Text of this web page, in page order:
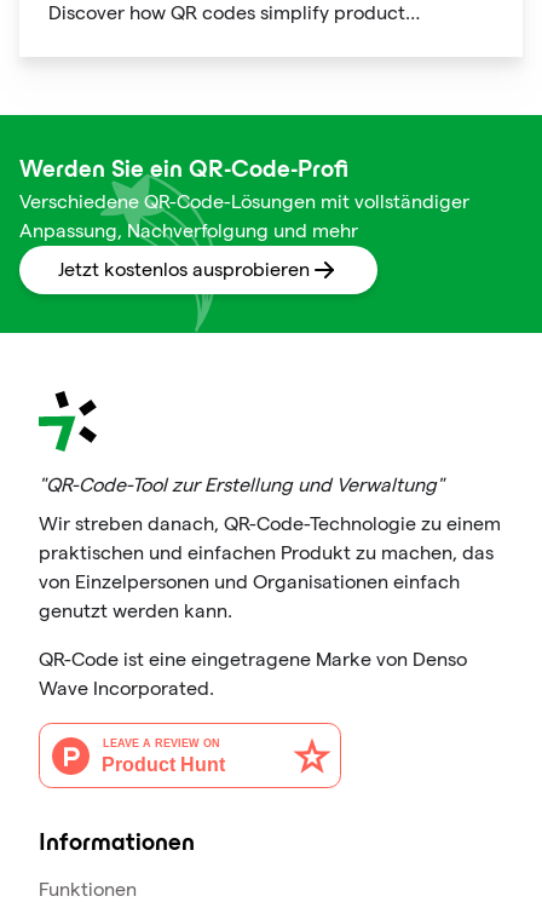
Discover how QR codes simplify product
Werden Sie ein QR-Code-Profi
Verschiedene QR-Code-Lösungen mit vollständiger
Anpassung, Nachverfolgung und mehr
Jetzt kostenlos ausprobieren
"QR-Code-Tool zur Erstellung und Verwaltung"
Wir streben danach, QR-Code-Technologie zu einem
praktischen und einfachen Produkt zu machen, das
von Einzelpersonen und Organisationen einfach
genutzt werden kann.
QR-Code ist eine eingetragene Marke von Denso
Wave Incorporated.
Informationen
Funktionen